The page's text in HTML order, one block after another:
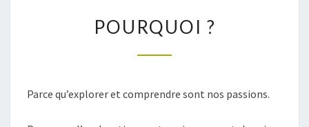
?
POURQUOI ?
Parce qu’explorer et comprendre sont nos passions.